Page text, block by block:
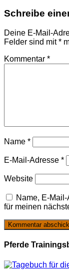
Schreibe
Deine E-Mail-
Felder sind mit*
Kommentar *
Name *
E-Mail-Adresse *
Website
Name, E-
für meinen
Pferde